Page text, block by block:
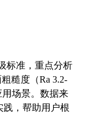
标准，重点分析
糙度（Ra 3.2-
场景。数据来
践，帮助用户根